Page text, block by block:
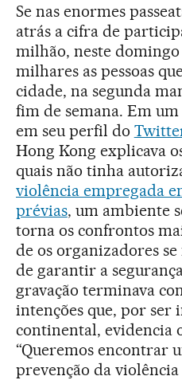
Se nas enormes
atrás a cifra de
milhão, neste domingo
milhares as pessoas
cidade, na segunda
fim de semana. Em
em seu perfil do
Hong Kong explicava
quais não tinha
violência empregada
prévias, um ambiente
torna os confrontos
de os organizadores
de garantir a
gravação terminava
intenções que, por ser
continental, evidencia
“Queremos encontrar
prevenção da